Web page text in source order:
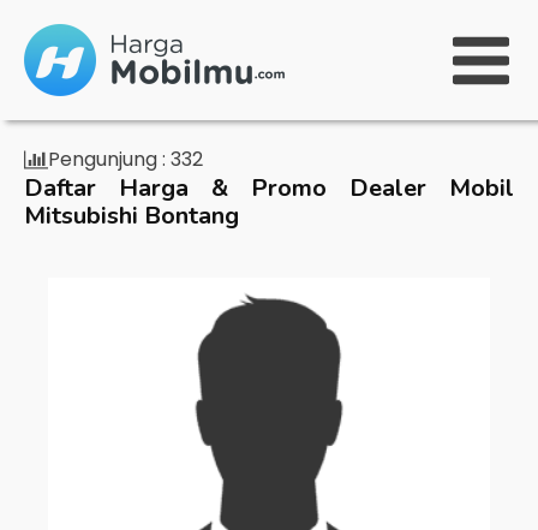
Pengunjung : 332
Daftar Harga & Promo Dealer Mobil
Mitsubishi Bontang